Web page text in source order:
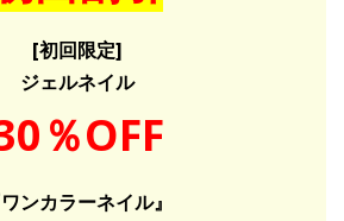
[初回限定]
ジェルネイル
％OFF
ワンカラーネイル』